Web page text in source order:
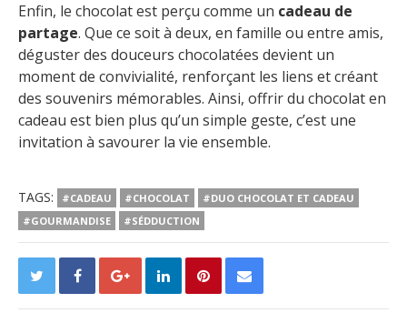
Enfin, le chocolat est perçu comme un cadeau de
partage. Que ce soit à deux, en famille ou entre amis,
déguster des douceurs chocolatées devient un
moment de convivialité, renforçant les liens et créant
des souvenirs mémorables. Ainsi, offrir du chocolat en
cadeau est bien plus qu’un simple geste, c’est une
invitation à savourer la vie ensemble.
TAGS: #CADEAU #CHOCOLAT
#DUO CHOCOLAT ET CADEAU
#GOURMANDISE
#SÉDDUCTION